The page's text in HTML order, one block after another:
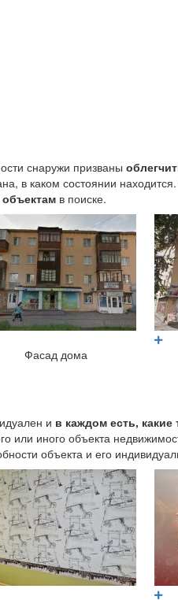
снаружи призваны
в каком состоянии
в поиске.
Фасад дома
и в каждом есть,
или иного объекта
объекта и его